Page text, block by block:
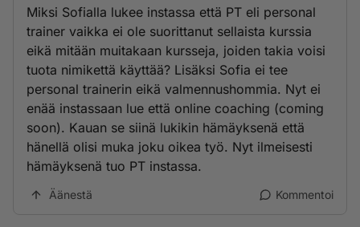
Miksi Sofialla lukee instassa että PT eli personal
trainer vaikka ei ole suorittanut sellaista kurssia
eikä mitään muitakaan kursseja, joiden takia voisi
tuota nimikettä käyttää? Lisäksi Sofia ei tee
personal trainerin eikä valmennushommia. Nyt ei
enää instassaan lue että online coaching (coming
soon). Kauan se siinä lukikin hämäyksenä että
hänellä olisi muka joku oikea työ. Nyt ilmeisesti
hämäyksenä tuo PT instassa.
Äänestä Kommentoi